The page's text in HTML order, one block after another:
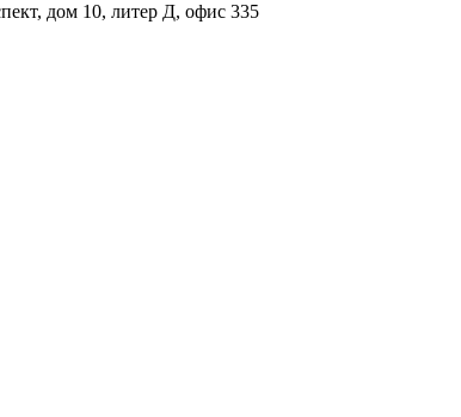
дом 10, литер Д, офис 335